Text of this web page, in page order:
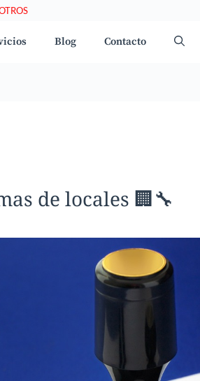
Blog Contacto
de locales 🏢🔧